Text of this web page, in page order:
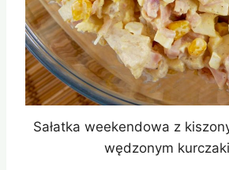
Sałatka weekendowa z
wędzonym